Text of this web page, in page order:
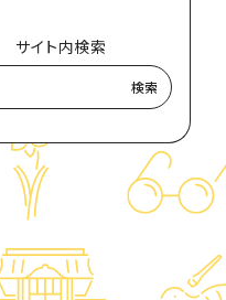
サイト内検索
検索